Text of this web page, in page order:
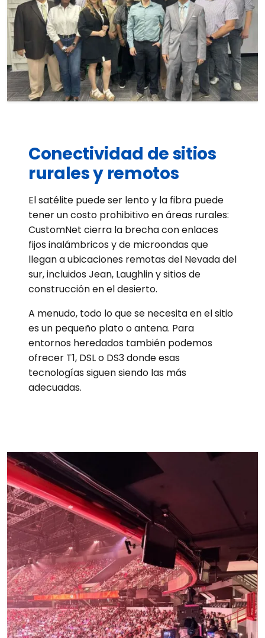
Conectividad de sitios
rurales y remotos
El satélite puede ser lento y la fibra puede
tener un costo prohibitivo en áreas rurales:
CustomNet cierra la brecha con enlaces
fijos inalámbricos y de microondas que
llegan a ubicaciones remotas del Nevada del
sur, incluidos Jean, Laughlin y sitios de
construcción en el desierto.
A menudo, todo lo que se necesita en el sitio
es un pequeño plato o antena. Para
entornos heredados también podemos
ofrecer T1, DSL o DS3 donde esas
tecnologías siguen siendo las más
adecuadas.